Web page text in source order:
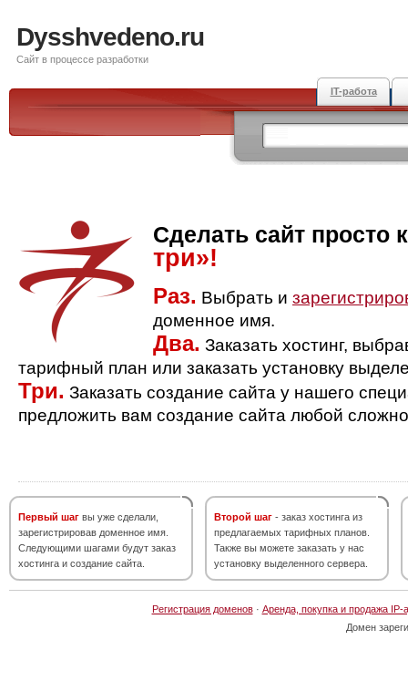
Dysshvedeno.ru
Сайт в процессе разработки
IT-работа
Сделать сайт просто
три»!
Раз. Выбрать и
доменное имя.
Два. Заказать хостинг,
тарифный план или заказать установку
Три. Заказать создание сайта у нашего
предложить вам создание сайта любой
Первый шаг вы уже сделали,
зарегистрировав доменное имя.
Следующими шагами будут заказ
хостинга и создание сайта.
Второй шаг - заказ хостинга из
предлагаемых тарифных планов.
Также вы можете заказать у нас
установку выделенного сервера.
Регистрация доменов· Аренда, покупка и продажа IP-
Домен